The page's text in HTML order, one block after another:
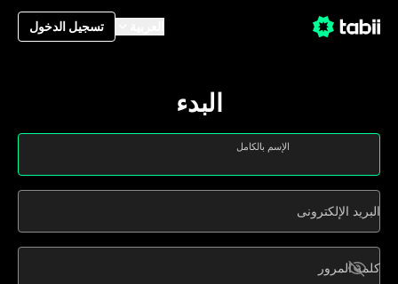
تسجيل الدخول
البدء
الإسم بالكامل
البريد الإلكترونى
كلمة المرور